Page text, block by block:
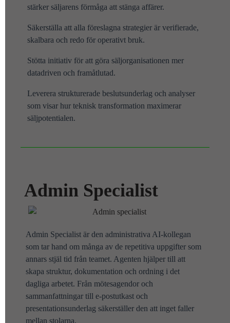
stärker säljarens förmåga att stänga affärer.
Säkerställa att alla föreslagna strategier är verifierade,
skalbara och redo för operativt bruk.
Stötta initiativ för att göra säljorganisationen mer
datadriven och framåtlutad.
Leverera strukturerade beslutsunderlag och analyser
som visar hur teknisk transformation maximerar
säljpotentialen.
Admin Specialist
Admin Specialist är den administrativa AI-kollegan
som tar hand om många av de repetitiva uppgifter som
annars stjäl tid från teamet. Agenten hjälper till att
skapa struktur, dokumentation och ordning i det
dagliga arbetet. Från mötesagendor och
sammanfattningar till e-postutkast och
presentationsunderlag säkerställer den att inget faller
mellan stolarna.